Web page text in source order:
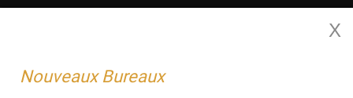
X
Nouveaux Bureaux